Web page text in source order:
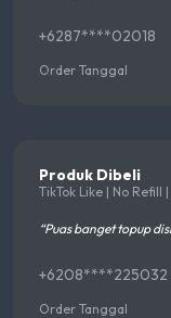
+6287****02018
Order Tanggal
Produk Dibeli
TikTok Like | No
“Puas banget topup
+6208****225032
Order Tanggal